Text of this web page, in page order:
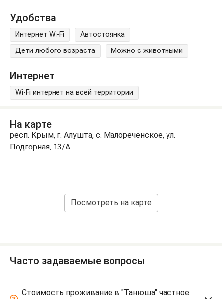
Удобства
Интернет Wi-Fi
Автостоянка
Дети любого возраста
Можно с животными
Интернет
Wi-Fi интернет на всей территории
На карте
респ. Крым, г. Алушта, с. Малореченское, ул.
Подгорная, 13/А
Посмотреть на карте
Часто задаваемые вопросы
Стоимость проживание в "Танюша" частное